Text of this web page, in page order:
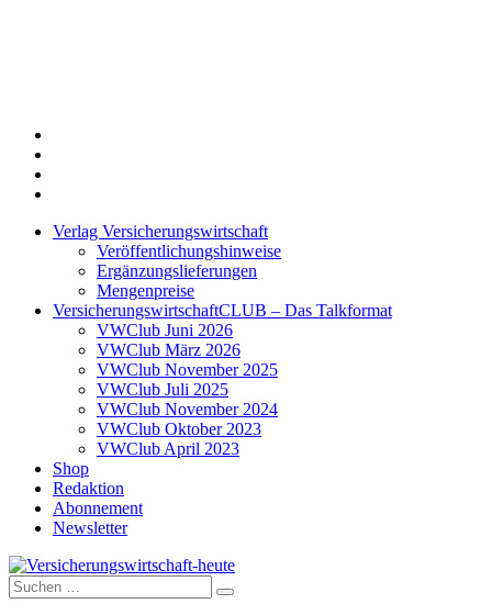
Verlag Versicherungswirtschaft
Veröffentlichungshinweise
Ergänzungslieferungen
Mengenpreise
VersicherungswirtschaftCLUB – Das Talkformat
VWClub Juni 2026
VWClub März 2026
VWClub November 2025
VWClub Juli 2025
VWClub November 2024
VWClub Oktober 2023
VWClub April 2023
Shop
Redaktion
Abonnement
Newsletter
Versicherungswirtschaft-heute
Suche
nach: